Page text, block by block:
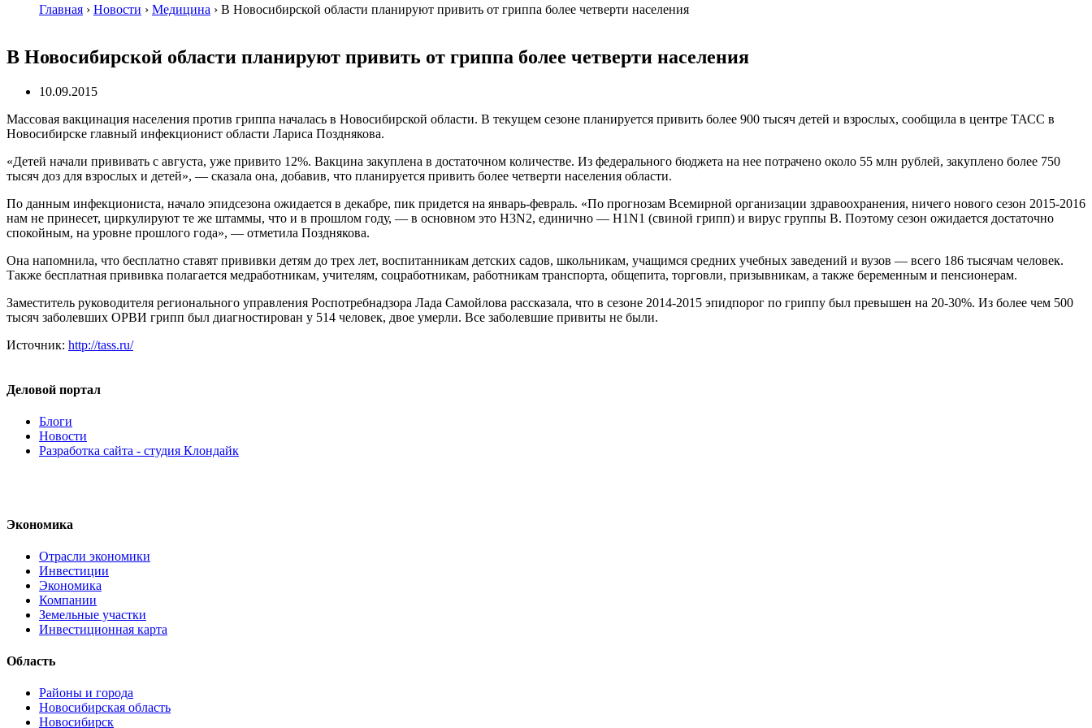
Главная › Новости › Медицина › В Новосибирской области планируют привить от гриппа более четверти населения
В Новосибирской области планируют привить от гриппа более четверти населения
10.09.2015
Массовая вакцинация населения против гриппа началась в Новосибирской области. В текущем сезоне планируется привить более 900 тысяч детей и взрослых, сообщила в центре ТАСС в
Новосибирске главный инфекционист области Лариса Позднякова.
«Детей начали прививать с августа, уже привито 12%. Вакцина закуплена в достаточном количестве. Из федерального бюджета на нее потрачено около 55 млн рублей, закуплено более 750
тысяч доз для взрослых и детей», — сказала она, добавив, что планируется привить более четверти населения области.
По данным инфекциониста, начало эпидсезона ожидается в декабре, пик придется на январь-февраль. «По прогнозам Всемирной организации здравоохранения, ничего нового сезон 2015-2016
нам не принесет, циркулируют те же штаммы, что и в прошлом году, — в основном это H3N2, единично — H1N1 (свиной грипп) и вирус группы В. Поэтому сезон ожидается достаточно
спокойным, на уровне прошлого года», — отметила Позднякова.
Она напомнила, что бесплатно ставят прививки детям до трех лет, воспитанникам детских садов, школьникам, учащимся средних учебных заведений и вузов — всего 186 тысячам человек.
Также бесплатная прививка полагается медработникам, учителям, соцработникам, работникам транспорта, общепита, торговли, призывникам, а также беременным и пенсионерам.
Заместитель руководителя регионального управления Роспотребнадзора Лада Самойлова рассказала, что в сезоне 2014-2015 эпидпорог по гриппу был превышен на 20-30%. Из более чем 500
тысяч заболевших ОРВИ грипп был диагностирован у 514 человек, двое умерли. Все заболевшие привиты не были.
Источник: http://tass.ru/
Деловой портал
Блоги
Новости
Разработка сайта - студия Клондайк
Экономика
Отрасли экономики
Инвестиции
Экономика
Компании
Земельные участки
Инвестиционная карта
Область
Районы и города
Новосибирская область
Новосибирск